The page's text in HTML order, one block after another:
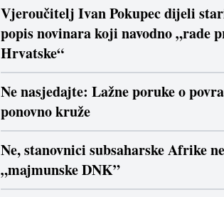
Vjeroučitelj Ivan Pokupec dijeli
popis novinara koji navodno „rade
Hrvatske“
Ne nasjedajte: Lažne poruke o
ponovno kruže
Ne, stanovnici subsaharske Afrike
„majmunske DNK”